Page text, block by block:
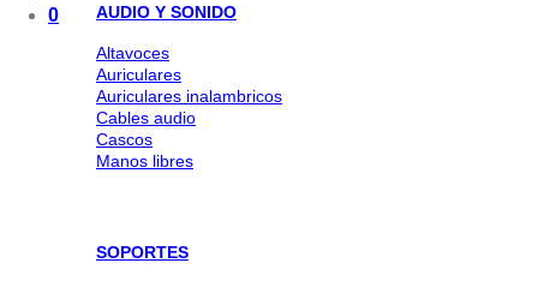
0 AUDIO Y SONIDO
Altavoces
Auriculares
Auriculares inalambricos
Cables audio
Cascos
Manos libres
SOPORTES